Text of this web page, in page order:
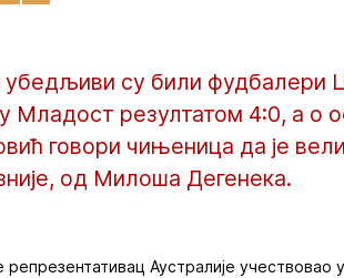
су били фудбалери
Младост резултатом 4:0, а о
говори чињеница да је
од Милоша Дегенека.
репрезентативац Аустралије